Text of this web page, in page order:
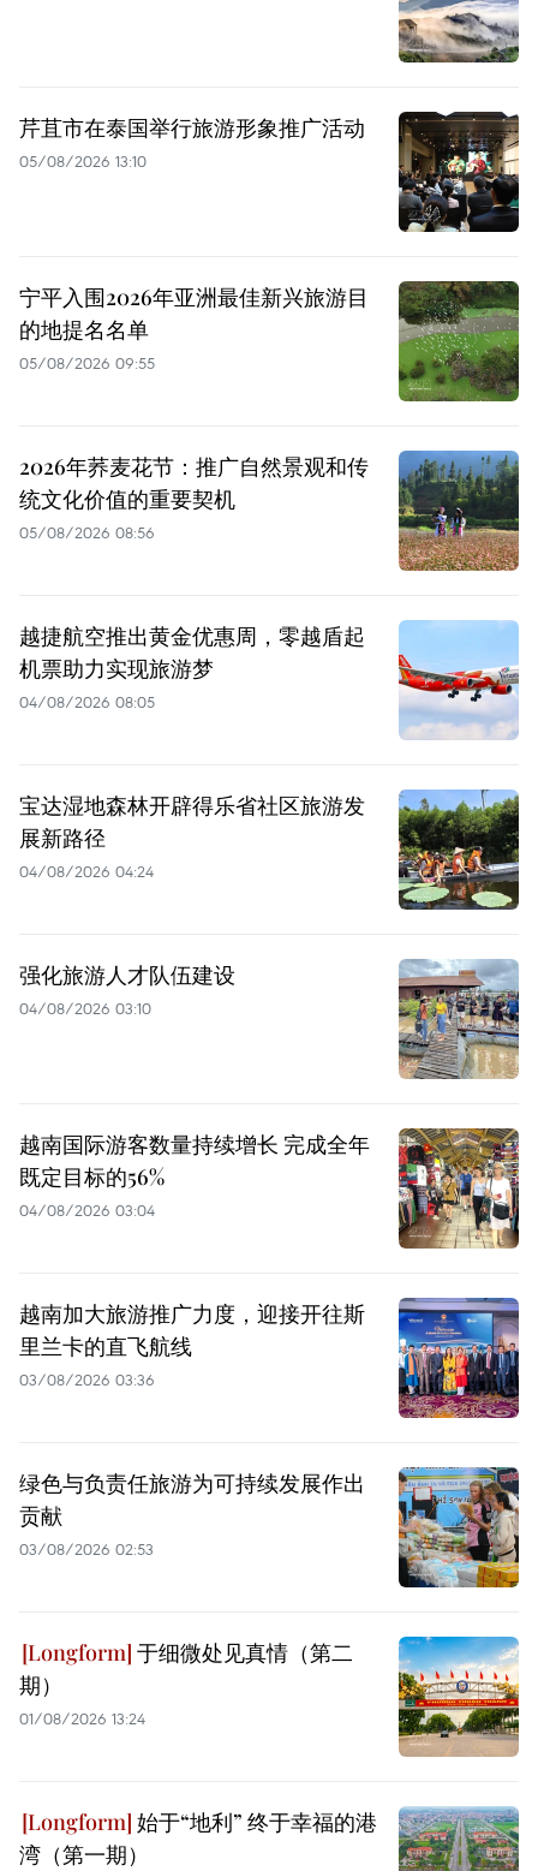
芹苴市在泰国举行旅游形象推广活动
05/08/2026 13:10
宁平入围2026年亚洲最佳新兴旅游目
的地提名名单
05/08/2026 09:55
2026年荞麦花节：推广自然景观和传
统文化价值的重要契机
05/08/2026 08:56
越捷航空推出黄金优惠周，零越盾起
机票助力实现旅游梦
04/08/2026 08:05
宝达湿地森林开辟得乐省社区旅游发
展新路径
04/08/2026 04:24
强化旅游人才队伍建设
04/08/2026 03:10
越南国际游客数量持续增长 完成全年
既定目标的56%
04/08/2026 03:04
越南加大旅游推广力度，迎接开往斯
里兰卡的直飞航线
03/08/2026 03:36
绿色与负责任旅游为可持续发展作出
贡献
03/08/2026 02:53
于细微处见真情（第二
期）
01/08/2026 13:24
始于“地利” 终于幸福的港
湾（第一期）